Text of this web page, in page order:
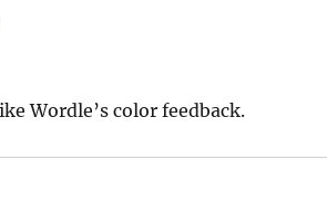
Wordle’s color feedback.